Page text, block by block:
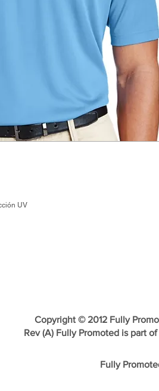
UV
Copyright © 2012 Fully
Rev (A) Fully Promoted is part
Fully